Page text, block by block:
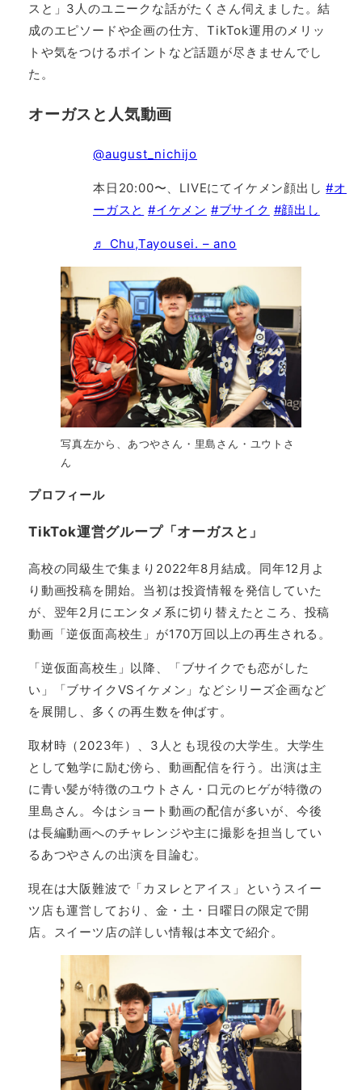
スと」3人のユニークな話がたくさん伺えました。結
成のエピソードや企画の仕方、TikTok運用のメリッ
トや気をつけるポイントなど話題が尽きませんでし
た。
オーガスと人気動画
@august_nichijo
本日20:00〜、LIVEにてイケメン顔出し#オ
ーガスと #イケメン #ブサイク #顔出し
♬ Chu,Tayousei. – ano
写真左から、あつやさん・里島さん・ユウトさ
ん
プロフィール
TikTok運営グループ「オーガスと」
高校の同級生で集まり2022年8月結成。同年12月よ
り動画投稿を開始。当初は投資情報を発信していた
が、翌年2月にエンタメ系に切り替えたところ、投稿
動画「逆仮面高校生」が170万回以上の再生される。
「逆仮面高校生」以降、「ブサイクでも恋がした
い」「ブサイクVSイケメン」などシリーズ企画など
を展開し、多くの再生数を伸ばす。
取材時（2023年）、3人とも現役の大学生。大学生
として勉学に励む傍ら、動画配信を行う。出演は主
に青い髪が特徴のユウトさん・口元のヒゲが特徴の
里島さん。今はショート動画の配信が多いが、今後
は長編動画へのチャレンジや主に撮影を担当してい
るあつやさんの出演を目論む。
現在は大阪難波で「カヌレとアイス」というスイー
ツ店も運営しており、金・土・日曜日の限定で開
店。スイーツ店の詳しい情報は本文で紹介。